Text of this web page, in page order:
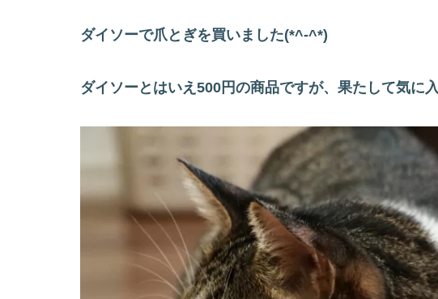
ダイソーで爪とぎを買いました(*^-^*)
ダイソーとはいえ500円の商品ですが、果たして気に